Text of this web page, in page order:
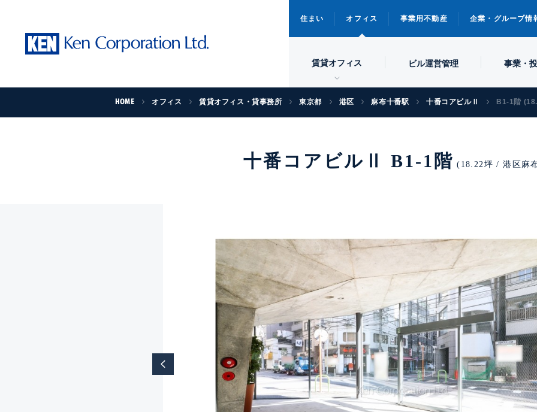
住まい オフィス 事業用不動産 企業・グループ情
賃貸オフィス ビル運営管理 事業・
HOME オフィス 賃貸オフィス・貸事務所 東京都 港区 麻布十番駅 十番コアビルⅡ B1-1階
十番コアビルⅡ B1-1階 (18.22坪 / 港区麻